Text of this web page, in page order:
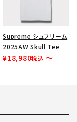
Supreme シュプリーム
2025AW Skull Tee ス
カル Tシャツ ホワイト
¥18,980税込 〜